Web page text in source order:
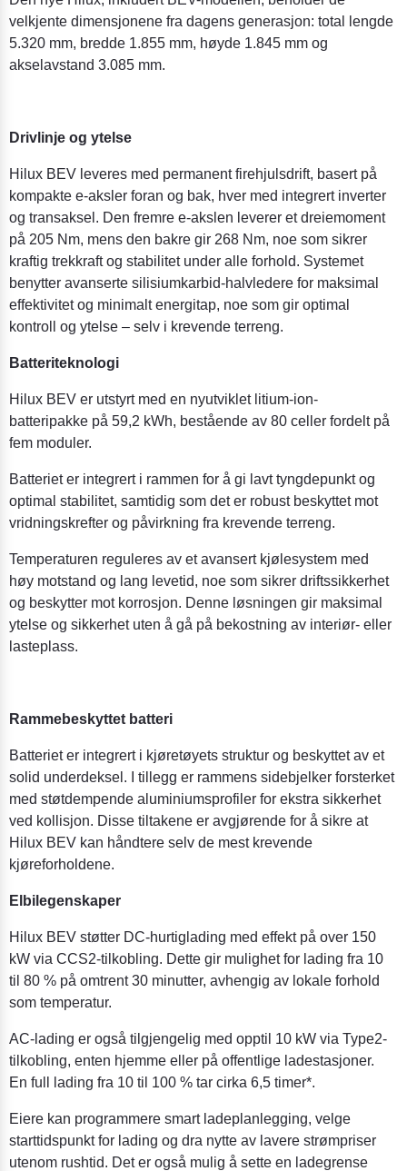
velkjente dimensjonene fra dagens generasjon: total lengde
5.320 mm, bredde 1.855 mm, høyde 1.845 mm og
akselavstand 3.085 mm.
Drivlinje og ytelse
Hilux BEV leveres med permanent firehjulsdrift, basert på
kompakte e-aksler foran og bak, hver med integrert inverter
og transaksel. Den fremre e-akslen leverer et dreiemoment
på 205 Nm, mens den bakre gir 268 Nm, noe som sikrer
kraftig trekkraft og stabilitet under alle forhold. Systemet
benytter avanserte silisiumkarbid-halvledere for maksimal
effektivitet og minimalt energitap, noe som gir optimal
kontroll og ytelse – selv i krevende terreng.
Batteriteknologi
Hilux BEV er utstyrt med en nyutviklet litium-ion-
batteripakke på 59,2 kWh, bestående av 80 celler fordelt på
fem moduler.
Batteriet er integrert i rammen for å gi lavt tyngdepunkt og
optimal stabilitet, samtidig som det er robust beskyttet mot
vridningskrefter og påvirkning fra krevende terreng.
Temperaturen reguleres av et avansert kjølesystem med
høy motstand og lang levetid, noe som sikrer driftssikkerhet
og beskytter mot korrosjon. Denne løsningen gir maksimal
ytelse og sikkerhet uten å gå på bekostning av interiør- eller
lasteplass.
Rammebeskyttet batteri
Batteriet er integrert i kjøretøyets struktur og beskyttet av et
solid underdeksel. I tillegg er rammens sidebjelker forsterket
med støtdempende aluminiumsprofiler for ekstra sikkerhet
ved kollisjon. Disse tiltakene er avgjørende for å sikre at
Hilux BEV kan håndtere selv de mest krevende
kjøreforholdene.
Elbilegenskaper
Hilux BEV støtter DC-hurtiglading med effekt på over 150
kW via CCS2-tilkobling. Dette gir mulighet for lading fra 10
til 80 % på omtrent 30 minutter, avhengig av lokale forhold
som temperatur.
AC-lading er også tilgjengelig med opptil 10 kW via Type2-
tilkobling, enten hjemme eller på offentlige ladestasjoner.
En full lading fra 10 til 100 % tar cirka 6,5 timer*.
Eiere kan programmere smart ladeplanlegging, velge
starttidspunkt for lading og dra nytte av lavere strømpriser
utenom rushtid. Det er også mulig å sette en ladegrense